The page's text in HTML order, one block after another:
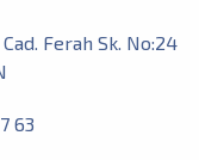
Ferah Sk. No:24
63